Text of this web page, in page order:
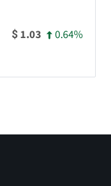
$ 1.03 0.64%